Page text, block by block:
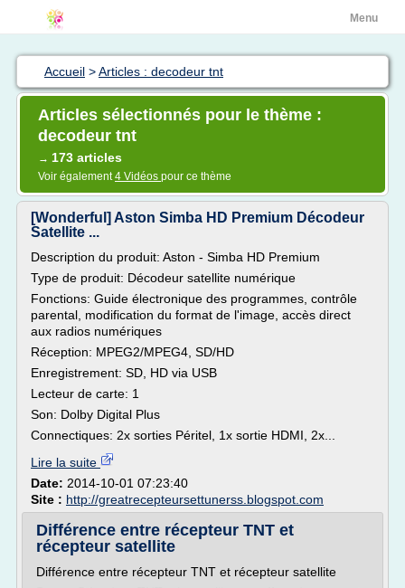
Menu
Accueil >Articles : decodeur tnt
Articles sélectionnés pour le thème :
decodeur tnt
→ 173 articles
Voir également4 Vidéos pour ce thème
[Wonderful] Aston Simba HD Premium Décodeur
Satellite ...
Description du produit: Aston - Simba HD Premium
Type de produit: Décodeur satellite numérique
Fonctions: Guide électronique des programmes, contrôle
parental, modification du format de l'image, accès direct
aux radios numériques
Réception: MPEG2/MPEG4, SD/HD
Enregistrement: SD, HD via USB
Lecteur de carte: 1
Son: Dolby Digital Plus
Connectiques: 2x sorties Péritel, 1x sortie HDMI, 2x...
Lire la suite
Date: 2014-10-01 07:23:40
Site : http://greatrecepteursettunerss.blogspot.com
Différence entre récepteur TNT et
récepteur satellite
Différence entre récepteur TNT et récepteur satellite